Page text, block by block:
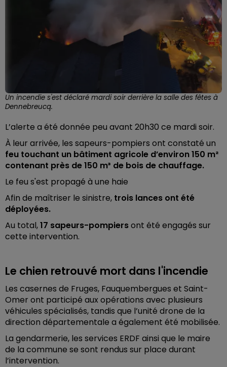
Un incendie s'est déclaré mardi soir derrière la salle des fêtes à
Dennebreucq.
L’alerte a été donnée peu avant 20h30 ce mardi soir.
À leur arrivée, les sapeurs-pompiers ont constaté un
feu touchant un bâtiment agricole d’environ 150 m²
contenant près de 150 m³ de bois de chauffage.
Le feu s'est propagé à une haie
Afin de maîtriser le sinistre, trois lances ont été
déployées.
Au total,17 sapeurs-pompiersont été engagés sur
cette intervention.
Le chien retrouvé mort dans l'incendie
Les casernes de Fruges, Fauquembergues et Saint-
Omer ont participé aux opérations avec plusieurs
véhicules spécialisés, tandis que l’unité drone de la
direction départementale a également été mobilisée.
La gendarmerie, les services ERDF ainsi que le maire
de la commune se sont rendus sur place durant
l’intervention.